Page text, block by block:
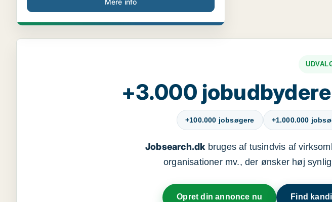
Mere info
+3.000
+100.000 jobsøgere +1.000.000
Jobsearch.dkbruges af tusindvis af
organisationer mv., der ønsker høj
Opret din annonce nu Find